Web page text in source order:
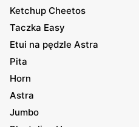
Ketchup Cheetos
Taczka Easy
Etui na pędzle Astra
Pita
Horn
Astra
Jumbo